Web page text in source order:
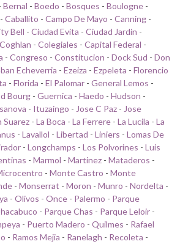
Bernal - Boedo - Bosques - Boulogne -
- Caballito - Campo De Mayo - Canning -
Bell - Ciudad Evita - Ciudad Jardin -
Coghlan - Colegiales - Capital Federal -
- Congreso - Constitucion - Dock Sud - Don
Echeverria - Ezeiza - Ezpeleta - Florencio
- Florida - El Palomar - General Lemos -
Bourg - Guernica - Haedo - Hudson -
- Ituzaingo - Jose C Paz - Jose
Suarez - La Boca - La Ferrere - La Lucila - La
- Lavallol - Libertad - Liniers - Lomas De
- Longchamps - Los Polvorines - Luis
- Marmol - Martinez - Mataderos -
- Monte Castro - Monte
- Monserrat - Moron - Munro - Nordelta -
- Olivos - Once - Palermo - Parque
- Parque Chas - Parque Leloir -
- Puerto Madero - Quilmes - Rafael
- Ramos Mejia - Ranelagh - Recoleta -